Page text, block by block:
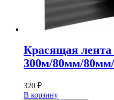
Красящая
300м/80мм/
320 ₽
В корзину